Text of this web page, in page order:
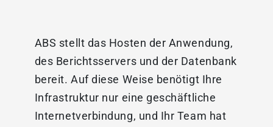
ABS stellt das Hosten der Anwendung,
des Berichtsservers und der Datenbank
bereit. Auf diese Weise benötigt Ihre
Infrastruktur nur eine geschäftliche
Internetverbindung, und Ihr Team hat